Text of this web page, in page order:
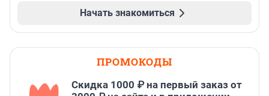
Начать знакомиться
ПРОМОКОДЫ
Скидка 1000 ₽ на первый заказ от